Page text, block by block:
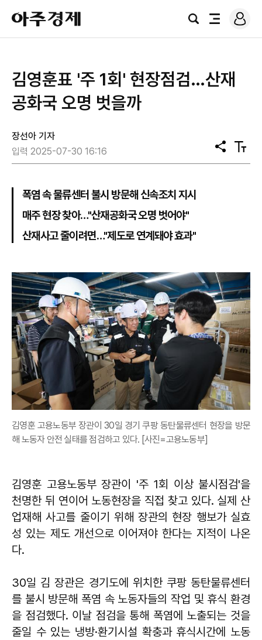
아
주
경
검
전
로
그
김영훈표 '주 1회' 현장점검…산재
공화국 오명 벗을까
장선아 기자
입력 2025-07-30 16:16
공
유
텍
스
폭염 속 물류센터 불시 방문해 신속조치 지시
매주 현장 찾아…"산재공화국 오명 벗어야"
산재사고 줄이려면…"제도로 연계돼야 효과"
김영훈 고용노동부 장관이 30일 경기 쿠팡 동탄물류센터 현장을 방문
해 노동자 안전 실태를 점검하고 있다. [사진=고용노동부]
김영훈 고용노동부 장관이 '주 1회 이상 불시점검'을
천명한 뒤 연이어 노동현장을 직접 찾고 있다. 실제 산
업재해 사고를 줄이기 위해 장관의 현장 행보가 실효
성 있는 제도 개선으로 이어져야 한다는 지적이 나온
다.
30일 김 장관은 경기도에 위치한 쿠팡 동탄물류센터
를 불시 방문해 폭염 속 노동자들의 작업 및 휴식 환경
을 점검했다. 이날 점검을 통해 폭염에 노출되는 것을
줄일 수 있는 냉방·환기시설 확충과 휴식시간에 노동